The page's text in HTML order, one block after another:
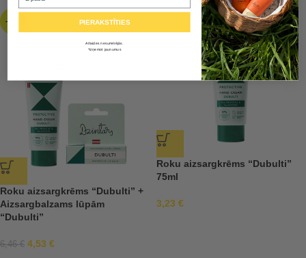
-30%
Roku aizsargkrēms “Dubulti” +
Aizsargbalzams lūpām
“Dubulti”
6,46€ 4,53 €
Roku aizsargkrēms “Dubulti”
75ml
3,23 €
PIERAKSTĪTIES
Atlaides nesummējās.
*Izņemot jaunumus